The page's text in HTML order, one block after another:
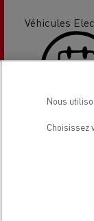
Véhicules
Demande de
Nous
Choisissez